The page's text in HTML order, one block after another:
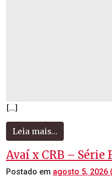
[…]
Leia mais…
Avaí x CRB – Série
Postado em agosto 5, 2026